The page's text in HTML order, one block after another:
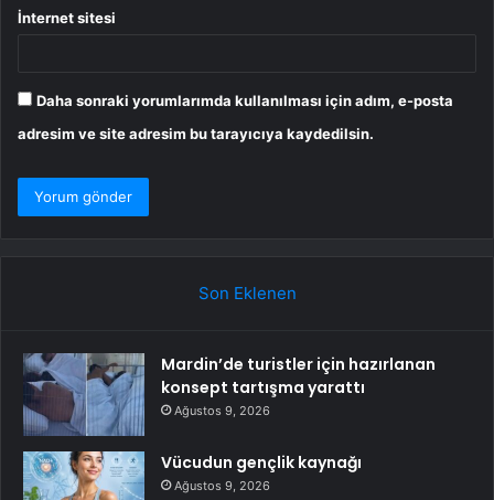
İnternet sitesi
Daha sonraki yorumlarımda kullanılması için adım, e-posta
adresim ve site adresim bu tarayıcıya kaydedilsin.
Son Eklenen
Mardin’de turistler için hazırlanan
konsept tartışma yarattı
Ağustos 9, 2026
Vücudun gençlik kaynağı
Ağustos 9, 2026